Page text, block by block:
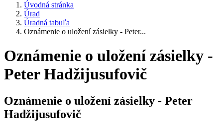
Úvodná stránka
Úrad
Úradná tabuľa
Oznámenie o uložení zásielky - Peter...
Oznámenie o uložení zásielky -
Peter Hadžijusufovič
Oznámenie o uložení zásielky - Peter
Hadžijusufovič